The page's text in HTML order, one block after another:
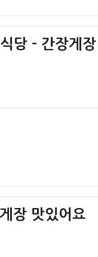
당 – 간장게
장 맛있어요